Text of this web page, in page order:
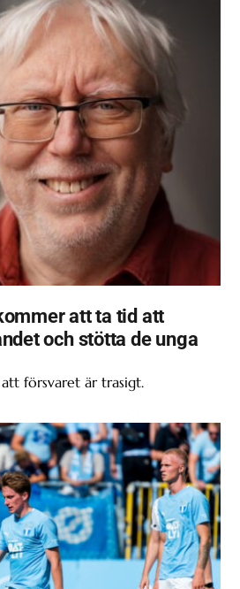
att ta tid att
och stötta de unga
att försvaret är trasigt.